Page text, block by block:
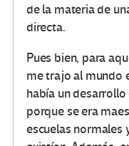
de la materia de
directa.
Pues bien, para
me trajo al mundo
había un
porque se era
escuelas normales